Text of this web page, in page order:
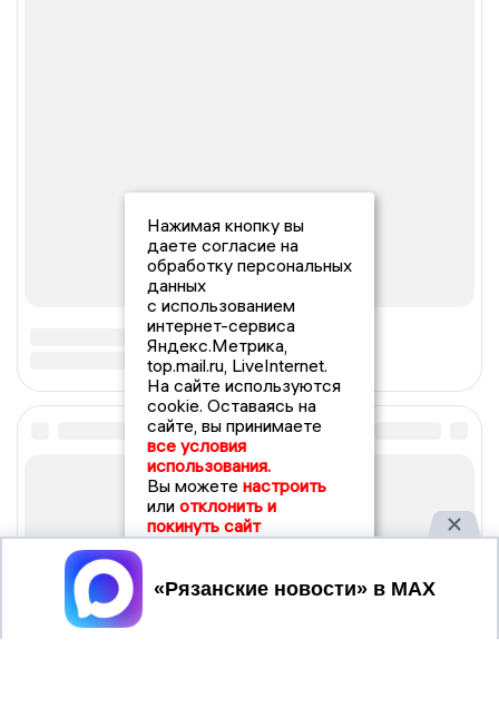
Нажимая кнопку вы
даете согласие на
обработку персональных
данных
с использованием
интернет-сервиса
Яндекс.Метрика,
top.mail.ru, LiveInternet.
На сайте используются
cookie. Оставаясь на
сайте, вы принимаете
все условия
использования.
Вы можете настроить
или отклонить и
покинуть сайт
Принять